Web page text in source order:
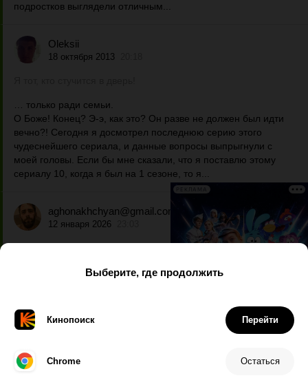
подростков выглядели отличным...
Oleksii
18 октября 2013
… только ради семьи.
О Боже! Конец? Э-э, как это? Он разве не должен был идти
вечно?! Сегодня я досмотрел последнюю серию этого
чудеснейшего сериала, и данные вопросы выпрыгнули с
моей головы. Если бы мне сказали, что я поставлю этому
сериалу 10, когда я был на 1 сезоне, то я...
aghonakhchyan@gmail.com
12 января 2026
Как обычный человек превращается в хладнокровного
Герой проходит сложную и постепенную трансформацию.
После каждого нового успеха он все больше либо теряет,